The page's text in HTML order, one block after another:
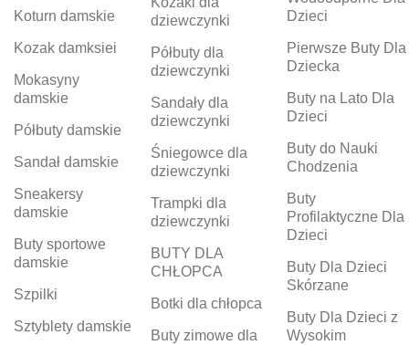
Koturn damskie
Kozak damksiei
Mokasyny
damskie
Półbuty damskie
Sandał damskie
Sneakersy
damskie
Buty sportowe
damskie
Szpilki
Sztyblety damskie
dziewczynki
Półbuty dla
dziewczynki
Sandały dla
dziewczynki
Śniegowce dla
dziewczynki
Trampki dla
dziewczynki
BUTY DLA
CHŁOPCA
Botki dla chłopca
Buty zimowe dla
Dzieci
Pierwsze Buty Dla
Dziecka
Buty na Lato Dla
Dzieci
Buty do Nauki
Chodzenia
Buty
Profilaktyczne Dla
Dzieci
Buty Dla Dzieci
Skórzane
Buty Dla Dzieci z
Wysokim